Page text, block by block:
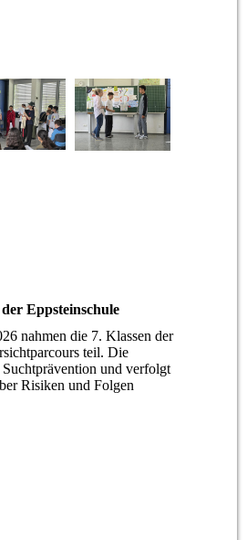
Eppsteinschule
nahmen die 7. Klassen der
teil. Die
und verfolgt
Risiken und Folgen